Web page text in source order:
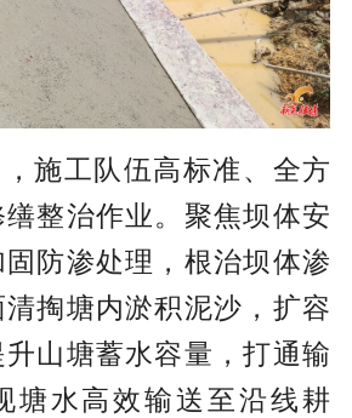
施工队伍高标准、全方
整治作业。聚焦坝体安
防渗处理，根治坝体渗
掏塘内淤积泥沙，扩容
山塘蓄水容量，打通输
塘水高效输送至沿线耕